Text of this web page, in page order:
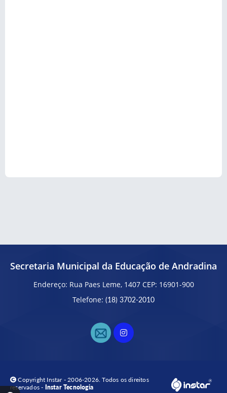
Secretaria Municipal da Educação de Andradina
Endereço: Rua Paes Leme, 1407 CEP: 16901-900
Telefone: (18) 3702-2010
Copyright Instar - 2006-2026. Todos os direitos
reservados - Instar Tecnologia